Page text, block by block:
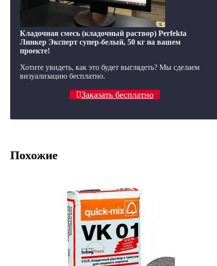
Кладочная смесь (кладочный раствор) Perfekta
Линкер Эксперт супер-белый, 50 кг на вашем
проекте!
Хотите увидеть, как это будет выглядеть? Мы сделаем
визуализацию бесплатно.
Заказать бесплатно
Похожие